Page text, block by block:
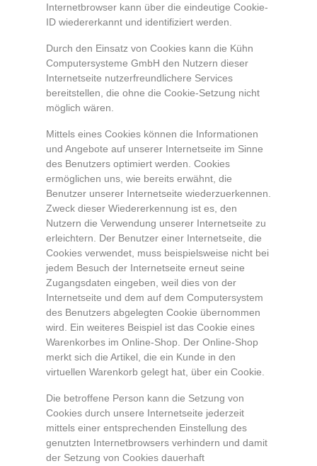
Internetbrowser kann über die eindeutige Cookie-
ID wiedererkannt und identifiziert werden.
Durch den Einsatz von Cookies kann die Kühn
Computersysteme GmbH den Nutzern dieser
Internetseite nutzerfreundlichere Services
bereitstellen, die ohne die Cookie-Setzung nicht
möglich wären.
Mittels eines Cookies können die Informationen
und Angebote auf unserer Internetseite im Sinne
des Benutzers optimiert werden. Cookies
ermöglichen uns, wie bereits erwähnt, die
Benutzer unserer Internetseite wiederzuerkennen.
Zweck dieser Wiedererkennung ist es, den
Nutzern die Verwendung unserer Internetseite zu
erleichtern. Der Benutzer einer Internetseite, die
Cookies verwendet, muss beispielsweise nicht bei
jedem Besuch der Internetseite erneut seine
Zugangsdaten eingeben, weil dies von der
Internetseite und dem auf dem Computersystem
des Benutzers abgelegten Cookie übernommen
wird. Ein weiteres Beispiel ist das Cookie eines
Warenkorbes im Online-Shop. Der Online-Shop
merkt sich die Artikel, die ein Kunde in den
virtuellen Warenkorb gelegt hat, über ein Cookie.
Die betroffene Person kann die Setzung von
Cookies durch unsere Internetseite jederzeit
mittels einer entsprechenden Einstellung des
genutzten Internetbrowsers verhindern und damit
der Setzung von Cookies dauerhaft